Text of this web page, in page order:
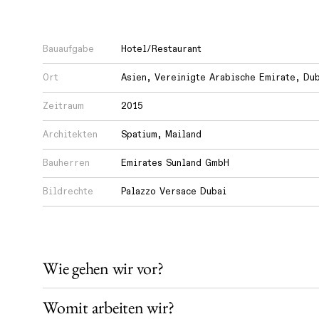
Bauaufgabe Hotel/Restaurant
Ort Asien, Vereinigte Arabische Emirate,
Zeitraum 2015
Architekten Spatium, Mailand
Bauherren Emirates Sunland GmbH
Bildrechte Palazzo Versace Dubai
Wie gehen wir vor?
Womit arbeiten wir?
lernen
wir?
Wie
teilen
wir
unser